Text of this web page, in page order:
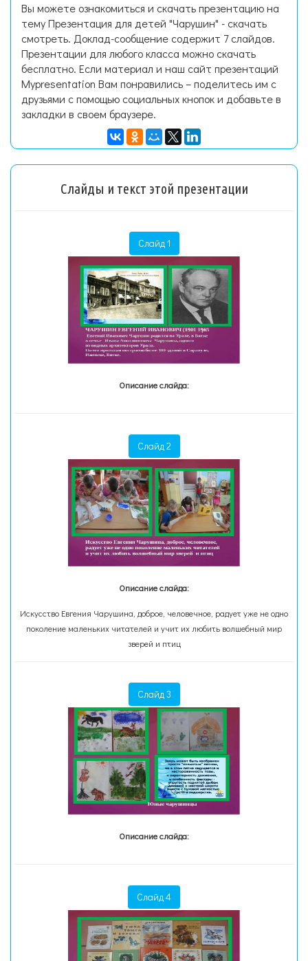
Вы можете ознакомиться и скачать презентацию на
тему Презентация для детей "Чарушин" - скачать
смотреть. Доклад-сообщение содержит 7 слайдов.
Презентации для любого класса можно скачать
бесплатно. Если материал и наш сайт презентаций
Mypresentation Вам понравились – поделитесь им с
друзьями с помощью социальных кнопок и добавьте в
закладки в своем браузере.
Слайды и текст этой презентации
Слайд 1
Описание слайда:
Слайд 2
Описание слайда:
Искусство Евгения Чарушина, доброе, человечное, радует уже не одно
поколение маленьких читателей и учит их любить волшебный мир
зверей и птиц
Слайд 3
Описание слайда:
Слайд 4